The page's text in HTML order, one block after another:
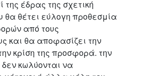
της έδρας της σχετική
θα θέτει εύλογη προθεσμία
από τους
και θα αποφασίζει την
κρίση της προσφορά. την
κωλύονται να